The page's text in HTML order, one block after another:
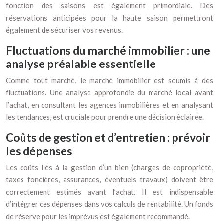
fonction des saisons est également primordiale. Des
réservations anticipées pour la haute saison permettront
également de sécuriser vos revenus.
Fluctuations du marché immobilier : une
analyse préalable essentielle
Comme tout marché, le marché immobilier est soumis à des
fluctuations. Une analyse approfondie du marché local avant
l’achat, en consultant les agences immobilières et en analysant
les tendances, est cruciale pour prendre une décision éclairée.
Coûts de gestion et d’entretien : prévoir
les dépenses
Les coûts liés à la gestion d’un bien (charges de copropriété,
taxes foncières, assurances, éventuels travaux) doivent être
correctement estimés avant l’achat. Il est indispensable
d’intégrer ces dépenses dans vos calculs de rentabilité. Un fonds
de réserve pour les imprévus est également recommandé.